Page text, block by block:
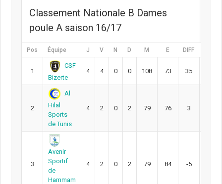
Classement Nationale B Dames
poule A saison 16/17
Pos Équipe J V N D M E DIFF
1
CSF
Bizerte
4 4 0 0 108 73 35
2
Al
Hilal
Sports
de Tunis
4 2 0 2 79 76 3
3
Avenir
Sportif
de
Hammam
4 2 0 2 79 84 -5